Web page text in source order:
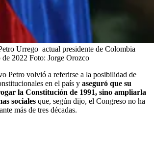
Urrego ​ actual presidente de Colombia
de 2022 Foto: Jorge Orozco
Petro volvió a referirse a la posibilidad de
en el país y aseguró que su
la Constitución de 1991, sino ampliarla
sociales que, según dijo, el Congreso no ha
más de tres décadas.